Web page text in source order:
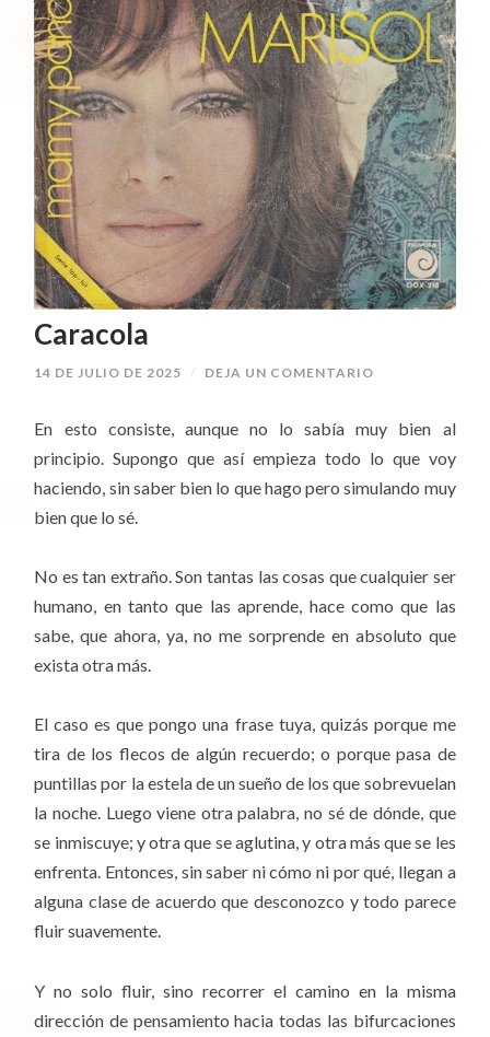
Caracola
14 DE JULIO DE 2025 / DEJA UN COMENTARIO
En esto consiste, aunque no lo sabía muy bien al
principio. Supongo que así empieza todo lo que voy
haciendo, sin saber bien lo que hago pero simulando muy
bien que lo sé.
No es tan extraño. Son tantas las cosas que cualquier ser
humano, en tanto que las aprende, hace como que las
sabe, que ahora, ya, no me sorprende en absoluto que
exista otra más.
El caso es que pongo una frase tuya, quizás porque me
tira de los flecos de algún recuerdo; o porque pasa de
puntillas por la estela de un sueño de los que sobrevuelan
la noche. Luego viene otra palabra, no sé de dónde, que
se inmiscuye; y otra que se aglutina, y otra más que se les
enfrenta. Entonces, sin saber ni cómo ni por qué, llegan a
alguna clase de acuerdo que desconozco y todo parece
fluir suavemente.
Y no solo fluir, sino recorrer el camino en la misma
dirección de pensamiento hacia todas las bifurcaciones